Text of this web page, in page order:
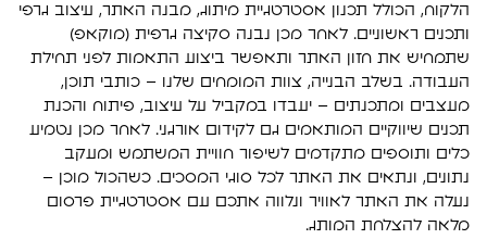
הלקוח, הכולל תכנון אסטרטגיית מיתוג, מבנה האתר, עיצוב גרפי
ותכנים ראשוניים. לאחר מכן נבנה סקיצה גרפית (מוקאפ)
שתמחיש את חזון האתר ותאפשר ביצוע התאמות לפני תחילת
העבודה. בשלב הבנייה, צוות המומחים שלנו – כותבי תוכן,
מעצבים ומתכנתים – יעבדו במקביל על עיצוב, פיתוח והכנת
תכנים שיווקיים המותאמים גם לקידום אורגני. לאחר מכן נטמיע
כלים ותוספים מתקדמים לשיפור חוויית המשתמש ומעקב
נתונים, ונתאים את האתר לכל סוגי המסכים. כשהכול מוכן –
נעלה את האתר לאוויר ונלווה אתכם עם אסטרטגיית פרסום
מלאה להצלחת המותג.